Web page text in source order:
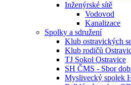
Inženýrské sítě
Vodovod
Kanalizace
Spolky a sdružení
Klub ostravických
Klub rodičů
TJ Sokol Ostravice
SH ČMS - Sbor
Myslivecký spolek